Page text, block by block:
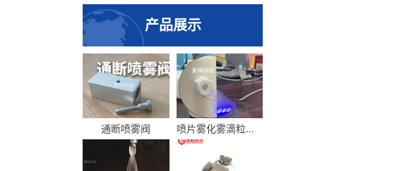
产品展示
通断喷雾阀 喷片雾化雾滴粒径及流量